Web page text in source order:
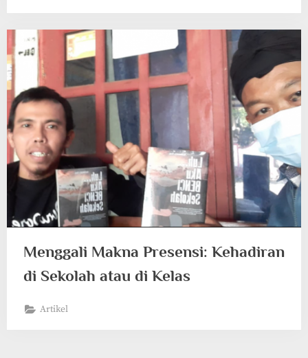
Menggali Makna Presensi: Kehadiran
di Sekolah atau di Kelas
Artikel